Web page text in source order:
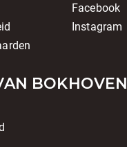
Facebook
Instagram
BOKHOVEN